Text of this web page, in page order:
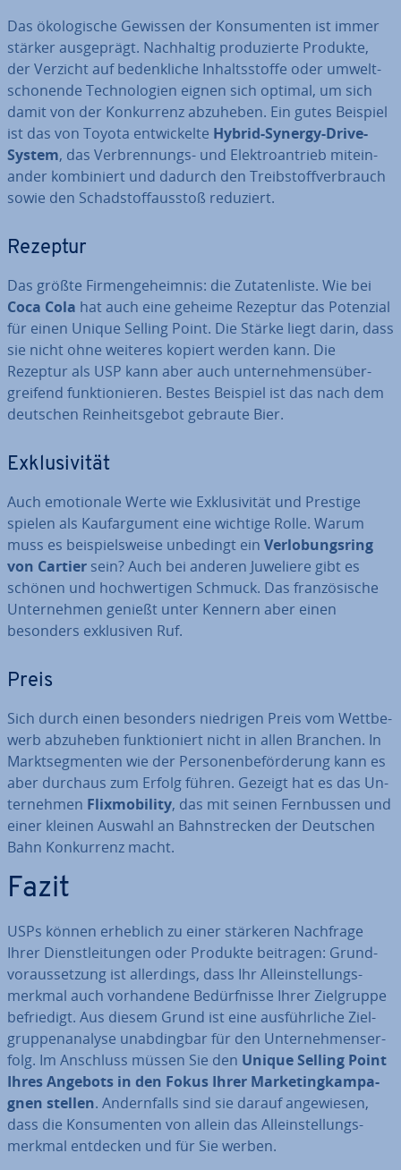
Das öko­lo­gi­sche Gewissen der Kon­su­men­ten ist immer
stärker aus­ge­prägt. Nach­hal­tig pro­du­zier­te Produkte,
der Verzicht auf be­denk­li­che In­halts­stof­fe oder um­welt­
scho­nen­de Tech­no­lo­gien eignen sich optimal, um sich
damit von der Kon­kur­renz abzuheben. Ein gutes Beispiel
ist das von Toyota ent­wi­ckel­te Hybrid-Synergy-Drive-
System, das Ver­bren­nungs- und Elek­tro­an­trieb mit­ein­
an­der kom­bi­niert und dadurch den Treib­stoff­ver­brauch
sowie den Schad­stoff­aus­stoß reduziert.
Rezeptur
Das größte Fir­men­ge­heim­nis: die Zu­ta­ten­lis­te. Wie bei
Coca Cola hat auch eine geheime Rezeptur das Potenzial
für einen Unique Selling Point. Die Stärke liegt darin, dass
sie nicht ohne weiteres kopiert werden kann. Die
Rezeptur als USP kann aber auch un­ter­neh­mens­über­
grei­fend funk­tio­nie­ren. Bestes Beispiel ist das nach dem
deutschen Rein­heits­ge­bot gebraute Bier.
Ex­klu­si­vi­tät
Auch emo­tio­na­le Werte wie Ex­klu­si­vi­tät und Prestige
spielen als Kauf­ar­gu­ment eine wichtige Rolle. Warum
muss es bei­spiels­wei­se unbedingt ein Ver­lo­bungs­ring
von Cartier sein? Auch bei anderen Juweliere gibt es
schönen und hoch­wer­ti­gen Schmuck. Das fran­zö­si­sche
Un­ter­neh­men genießt unter Kennern aber einen
besonders ex­klu­si­ven Ruf.
Preis
Sich durch einen besonders niedrigen Preis vom Wett­be­
werb abzuheben funk­tio­niert nicht in allen Branchen. In
Markt­seg­men­ten wie der Per­so­nen­be­för­de­rung kann es
aber durchaus zum Erfolg führen. Gezeigt hat es das Un­
ter­neh­men Flix­mo­bi­li­ty, das mit seinen Fern­bus­sen und
einer kleinen Auswahl an Bahn­stre­cken der Deutschen
Bahn Kon­kur­renz macht.
Fazit
USPs können erheblich zu einer stärkeren Nachfrage
Ihrer Dienst­lei­tun­gen oder Produkte beitragen: Grund­
vor­aus­set­zung ist al­ler­dings, dass Ihr Al­lein­stel­lungs­
merk­mal auch vor­han­de­ne Be­dürf­nis­se Ihrer Ziel­grup­pe
be­frie­digt. Aus diesem Grund ist eine aus­führ­li­che Ziel­
grup­pen­ana­ly­se un­ab­ding­bar für den Un­ter­neh­mens­er­
folg. Im Anschluss müssen Sie den Unique Selling Point
Ihres Angebots in den Fokus Ihrer Mar­ke­ting­kam­pa­
gnen stellen. An­dern­falls sind sie darauf an­ge­wie­sen,
dass die Kon­su­men­ten von allein das Al­lein­stel­lungs­
merk­mal entdecken und für Sie werben.